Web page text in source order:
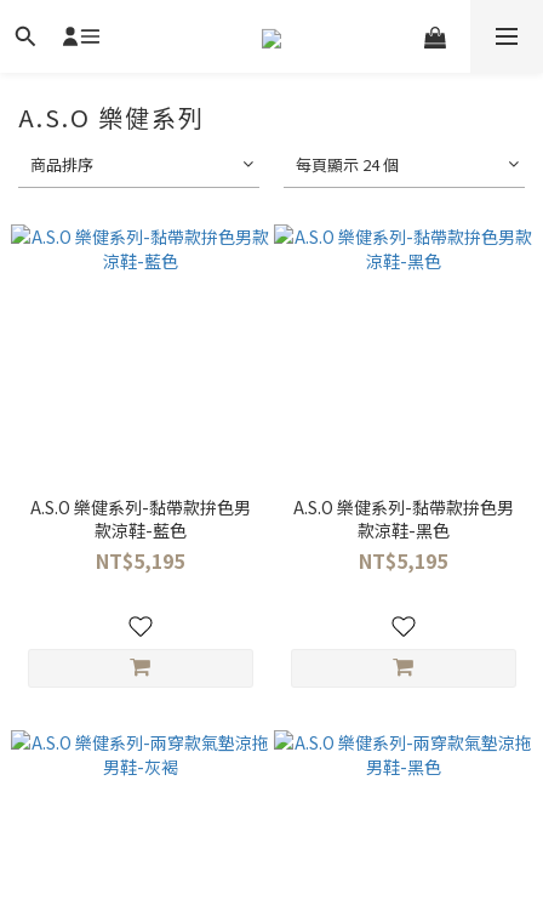
A.S.O 樂健系列
商品排序 每頁顯示 24 個
A.S.O 樂健系列-黏帶款拚色男
款涼鞋-藍色
NT$5,195
A.S.O 樂健系列-黏帶款拚色男
款涼鞋-黑色
NT$5,195